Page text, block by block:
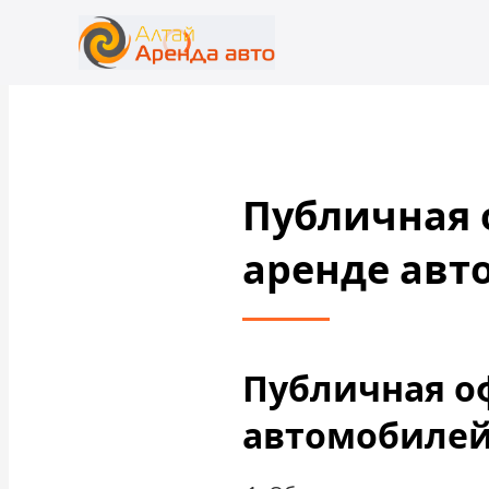
Публичная
аренде
Публичная